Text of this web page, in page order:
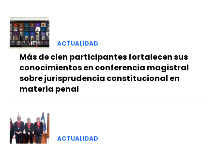
ACTUALIDAD
Más de cien participantes fortalecen sus
conocimientos en conferencia magistral
sobre jurisprudencia constitucional en
materia penal
ACTUALIDAD